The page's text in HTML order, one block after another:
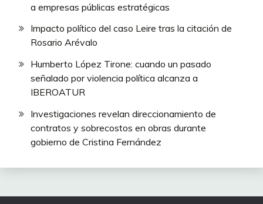
a empresas públicas estratégicas
Impacto político del caso Leire tras la citación de
Rosario Arévalo
Humberto López Tirone: cuando un pasado
señalado por violencia política alcanza a
IBEROATUR
Investigaciones revelan direccionamiento de
contratos y sobrecostos en obras durante
gobierno de Cristina Fernández